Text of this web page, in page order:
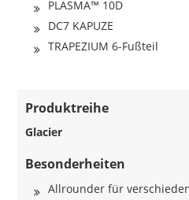
PLASMA™ 10D
DC7 KAPUZE
TRAPEZIUM 6-Fußteil
Produktreihe
Glacier
Besonderheiten
Allrounder für